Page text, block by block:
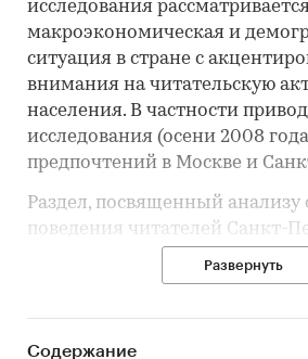
исследования
макроэкономическая и
ситуация в стране с
внимания на читательскую
населения. В частности
исследования (осени 2008
предпочтений в Москве и
Раздел, посвященный анализу
поведения читателей Санкт-
читательская активность
Развернуть
Содержание